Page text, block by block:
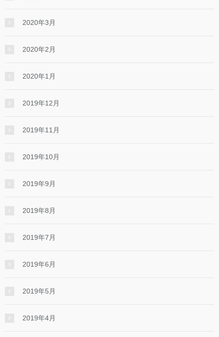
2020年3月
2020年2月
2020年1月
2019年12月
2019年11月
2019年10月
2019年9月
2019年8月
2019年7月
2019年6月
2019年5月
2019年4月